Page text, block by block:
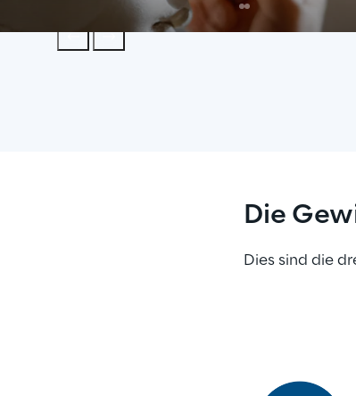
Die
Dies sind die